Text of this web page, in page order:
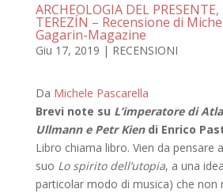
ARCHEOLOGIA DEL
TEREZÍN – Recensione di
Gagarin-Magazine
Giu 17, 2019 | RECENSIONI
Da Michele Pascarella
Brevi note su L’imperatore di
Ullmann e Petr Kiendi Enrico
Libro chiama libro. Vien da pensare
suo Lo spirito dell’utopia, a una
particolar modo di musica) che non